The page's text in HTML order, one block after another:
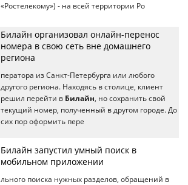
«Ростелекому») - на всей территории Ро
Билайн организовал онлайн-перенос
номера в свою сеть вне домашнего
региона
ператора из Санкт-Петербурга или любого
другого региона. Находясь в столице, клиент
решил перейти в Билайн , но сохранить свой
текущий номер, полученный в другом городе. До
сих пор оформить пере
Билайн запустил умный поиск в
мобильном приложении
льного поиска нужных разделов, обращений в